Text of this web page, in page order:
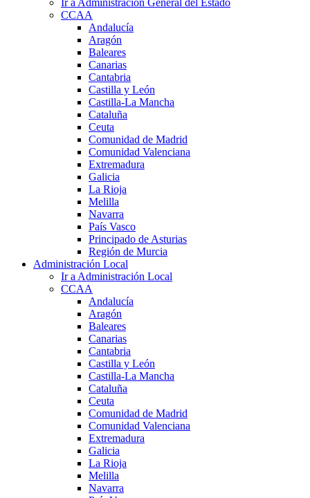
CCAA
Andalucía
Aragón
Baleares
Canarias
Cantabria
Castilla y León
Castilla-La Mancha
Cataluña
Ceuta
Comunidad de Madrid
Comunidad Valenciana
Extremadura
Galicia
La Rioja
Melilla
Navarra
País Vasco
Principado de Asturias
Región de Murcia
Administración Local
Ir a Administración Local
CCAA
Andalucía
Aragón
Baleares
Canarias
Cantabria
Castilla y León
Castilla-La Mancha
Cataluña
Ceuta
Comunidad de Madrid
Comunidad Valenciana
Extremadura
Galicia
La Rioja
Melilla
Navarra